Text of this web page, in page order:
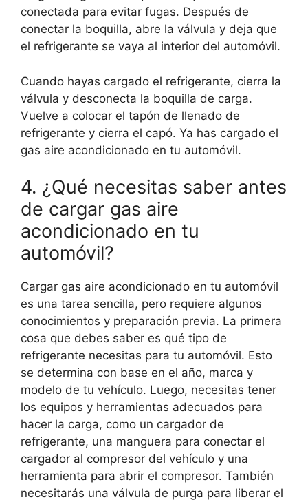
conectada para evitar fugas. Después de
conectar la boquilla, abre la válvula y deja que
el refrigerante se vaya al interior del automóvil.
Cuando hayas cargado el refrigerante, cierra la
válvula y desconecta la boquilla de carga.
Vuelve a colocar el tapón de llenado de
refrigerante y cierra el capó. Ya has cargado el
gas aire acondicionado en tu automóvil.
4. ¿Qué necesitas saber antes
de cargar gas aire
acondicionado en tu
automóvil?
Cargar gas aire acondicionado en tu automóvil
es una tarea sencilla, pero requiere algunos
conocimientos y preparación previa. La primera
cosa que debes saber es qué tipo de
refrigerante necesitas para tu automóvil. Esto
se determina con base en el año, marca y
modelo de tu vehículo. Luego, necesitas tener
los equipos y herramientas adecuados para
hacer la carga, como un cargador de
refrigerante, una manguera para conectar el
cargador al compresor del vehículo y una
herramienta para abrir el compresor. También
necesitarás una válvula de purga para liberar el